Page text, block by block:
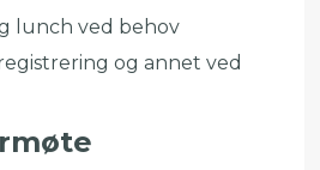
lunch ved behov
og annet ved